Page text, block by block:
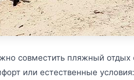
совместить пляжный
или естественные